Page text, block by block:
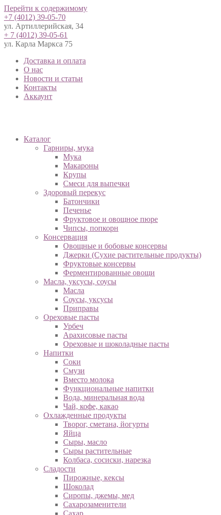
Перейти к содержимому
+7 (4012) 39-05-70
ул. Артиллерийская, 34
+ 7 (4012) 39-05-61
ул. Карла Маркса 75
Доставка и оплата
О нас
Новости и статьи
Контакты
Аккаунт
Каталог
Гарниры, мука
Мука
Макароны
Крупы
Смеси для выпечки
Здоровый перекус
Батончики
Печенье
Фруктовое и овощное пюре
Чипсы, попкорн
Консервация
Овощные и бобовые консервы
Джерки (Сухие растительные продукты)
Фруктовые консервы
Ферментированные овощи
Масла, уксусы, соусы
Масла
Соусы, уксусы
Приправы
Ореховые пасты
Урбеч
Арахисовые пасты
Ореховые и шоколадные пасты
Напитки
Соки
Смузи
Вместо молока
Функциональные напитки
Вода, минеральная вода
Чай, кофе, какао
Охлажденные продукты
Творог, сметана, йогурты
Яйца
Сыры, масло
Сыры растительные
Колбаса, сосиски, нарезка
Сладости
Пирожные, кексы
Шоколад
Сиропы, джемы, мед
Сахарозаменители
Сахар